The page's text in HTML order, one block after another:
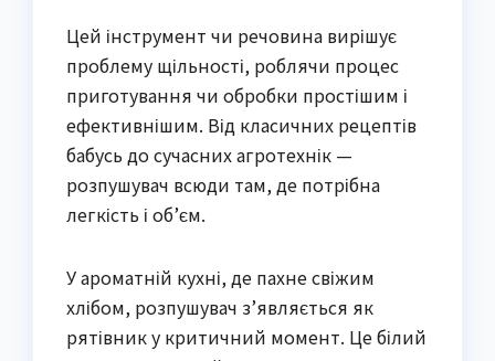
Цей інструмент чи речовина вирішує
проблему щільності, роблячи процес
приготування чи обробки простішим і
ефективнішим. Від класичних рецептів
бабусь до сучасних агротехнік —
розпушувач всюди там, де потрібна
легкість і об’єм.
У ароматній кухні, де пахне свіжим
хлібом, розпушувач з’являється як
рятівник у критичний момент. Це білий